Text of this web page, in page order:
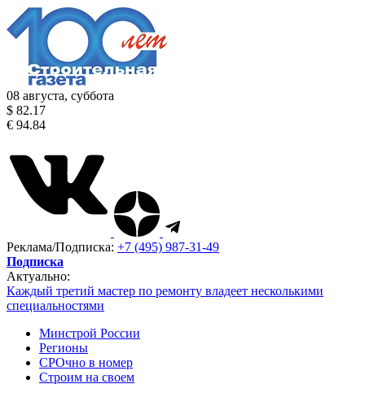
08 августа, суббота
$ 82.17
€ 94.84
Реклама/Подписка: +7 (495) 987-31-49
Подписка
Актуально:
Каждый третий мастер по ремонту владеет несколькими
специальностями
Минстрой России
Регионы
СРОчно в номер
Строим на своем